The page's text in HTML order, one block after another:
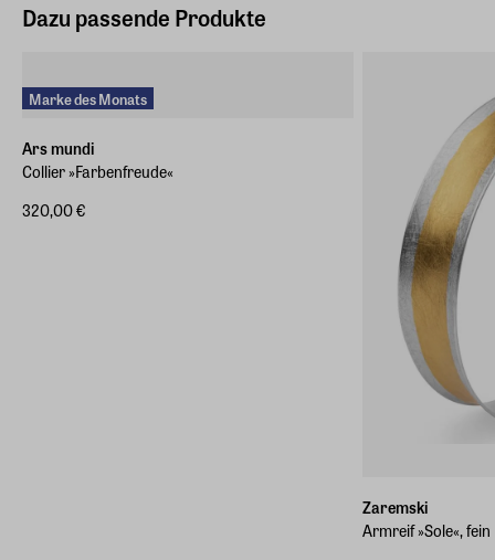
Dazu passende Produkte
Marke des Monats
Ars mundi
Collier »Farbenfreude«
320,00 €
Zaremski
Armreif »Sole«, fein